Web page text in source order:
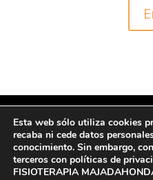
© Copyright 2022 CFM
Esta web sólo utiliza cookies
recaba ni cede datos
conocimiento. Sin embargo,
terceros con políticas de
FISIOTERAPIA